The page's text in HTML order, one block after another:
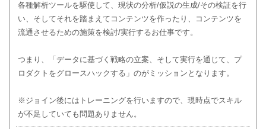
各種解析ツールを駆使して、現状の分析/仮説の生成/その検証を行
い、そしてそれを踏まえてコンテンツを作ったり、コンテンツを
流通させるための施策を検討/実行するお仕事です。
つまり、「データに基づく戦略の立案、そして実行を通じて、プ
ロダクトをグロースハックする」のがミッションとなります。
※ジョイン後にはトレーニングを行いますので、現時点でスキル
が不足していても問題ありません。